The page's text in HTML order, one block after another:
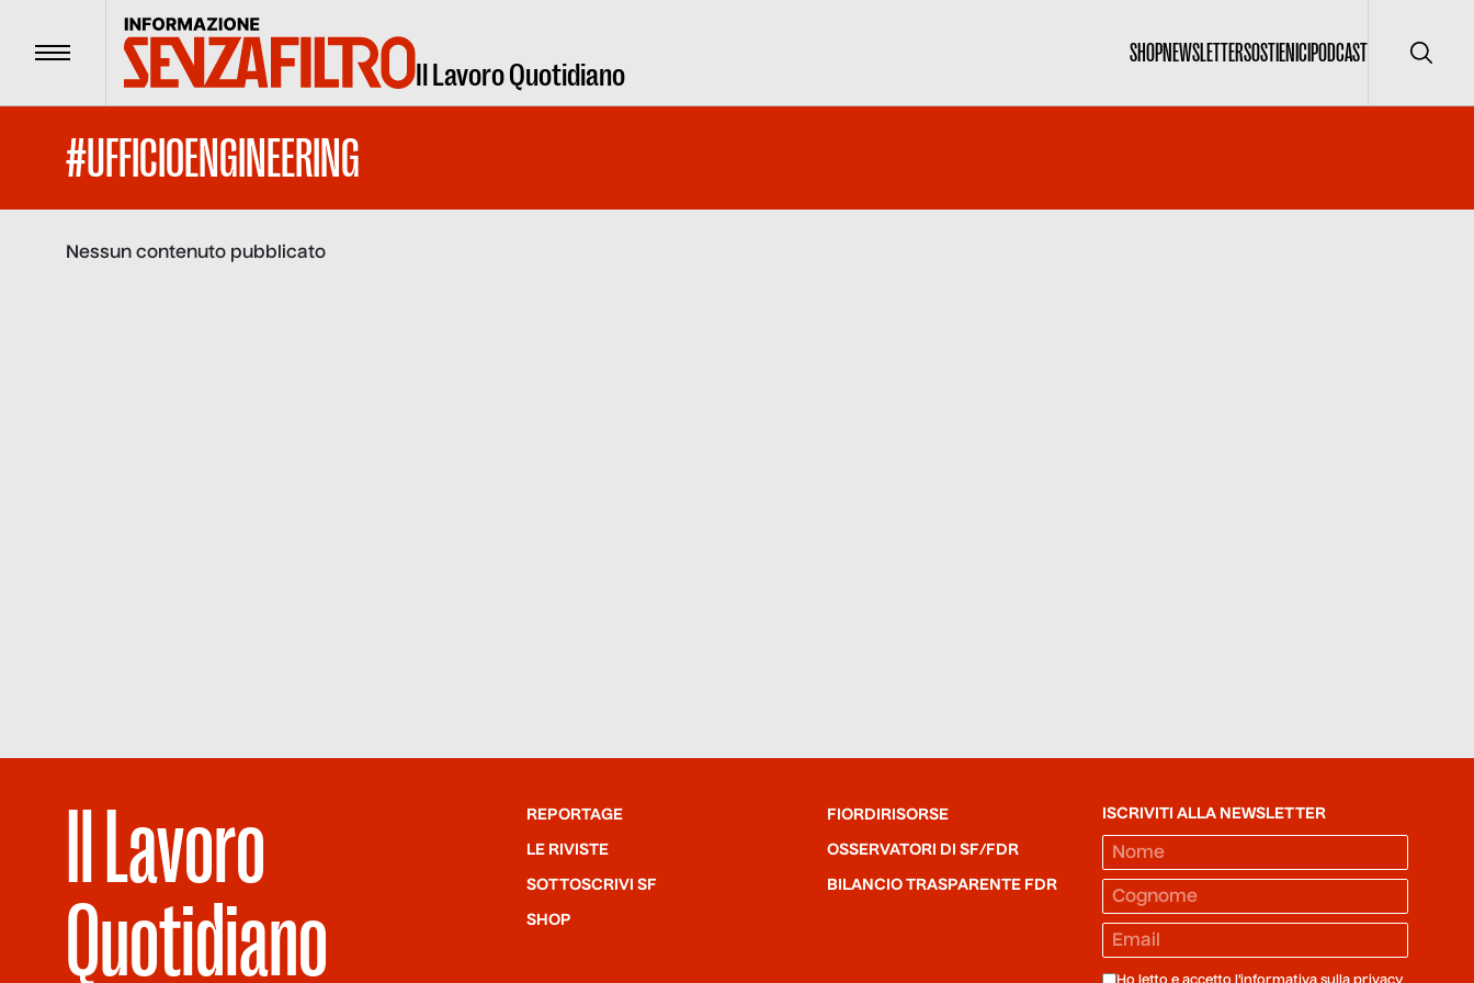
Menu Il Lavoro Quotidiano
SHOPNEWSLETTERSOSTIENICIPODCAST Cerca
#UFFICIOENGINEERING
Nessun contenuto pubblicato
Il Lavoro
Quotidiano
REPORTAGE
LE RIVISTE
SOTTOSCRIVI SF
SHOP
FIORDIRISORSE
OSSERVATORI DI SF/FDR
BILANCIO TRASPARENTE FDR
ISCRIVITI ALLA NEWSLETTER